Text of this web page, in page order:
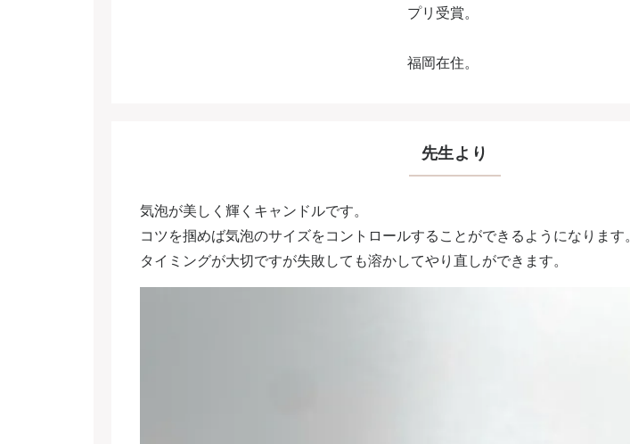
プリ受賞。
福岡在住。
先生より
気泡が美しく輝くキャンドルです。
コツを掴めば気泡のサイズをコントロールすることができるようになります。
タイミングが大切ですが失敗しても溶かしてやり直しができます。